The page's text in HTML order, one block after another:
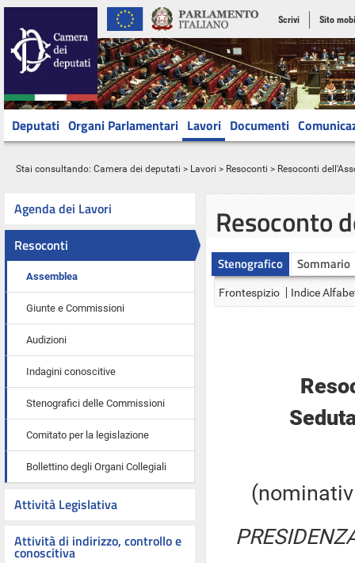
Scrivi Sito
Deputati Organi Parlamentari Lavori Documenti
Stai consultando: Camera dei deputati > Lavori > Resoconti > Resoconti
Agenda dei Lavori
Resoconti
Assemblea
Giunte e Commissioni
Audizioni
Indagini conoscitive
Stenografici delle Commissioni
Comitato per la legislazione
Bollettino degli Organi Collegiali
Attività Legislativa
Attività di indirizzo, controllo e
conoscitiva
Resoconto
Stenografico Sommario
Frontespizio Indice